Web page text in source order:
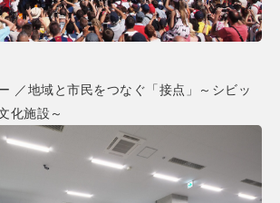
／地域と市民をつなぐ「接点」～シビッ
化施設～